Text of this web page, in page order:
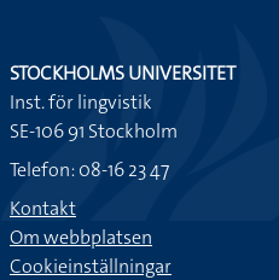
STOCKHOLMS UNIVERSITET
Inst. för lingvistik
SE-106 91 Stockholm
Telefon: 08-16 23 47
Kontakt
Om webbplatsen
Cookieinställningar